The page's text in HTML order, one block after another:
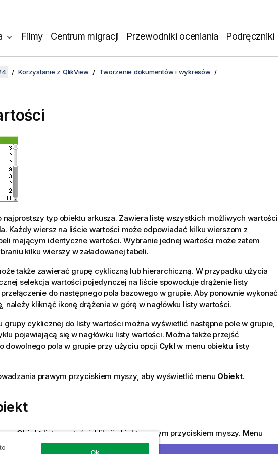
Filmy Centrum migracji Przewodniki oceniania Podręczniki
Korzystanie z QlikView
Tworzenie dokumentów i wykresów
najprostszy typ obiektu arkusza. Zawiera listę wszystkich możliwych wartości
Każdy wiersz na liście wartości może odpowiadać kilku wierszom z
mającym identyczne wartości. Wybranie jednej wartości może zatem
kilku wierszy w załadowanej tabeli.
także zawierać grupę cykliczną lub hierarchiczną. W przypadku użycia
selekcja wartości pojedynczej na liście spowoduje drążenie listy
do następnego pola bazowego w grupie. Aby ponownie wykonać
należy kliknąć ikonę drążenia w górę w nagłówku listy wartości.
grupy cyklicznej do listy wartości można wyświetlić następne pole w grupie,
pojawiającą się w nagłówku listy wartości. Można także przejść
dowolnego pola w grupie przy użyciu opcji Cyklw menu obiektu listy
prawym przyciskiem myszy, aby wyświetlić menu Obiekt.
Obiektlisty wartości, kliknij obiekt prawym przyciskiem myszy. Menu
polecenia: